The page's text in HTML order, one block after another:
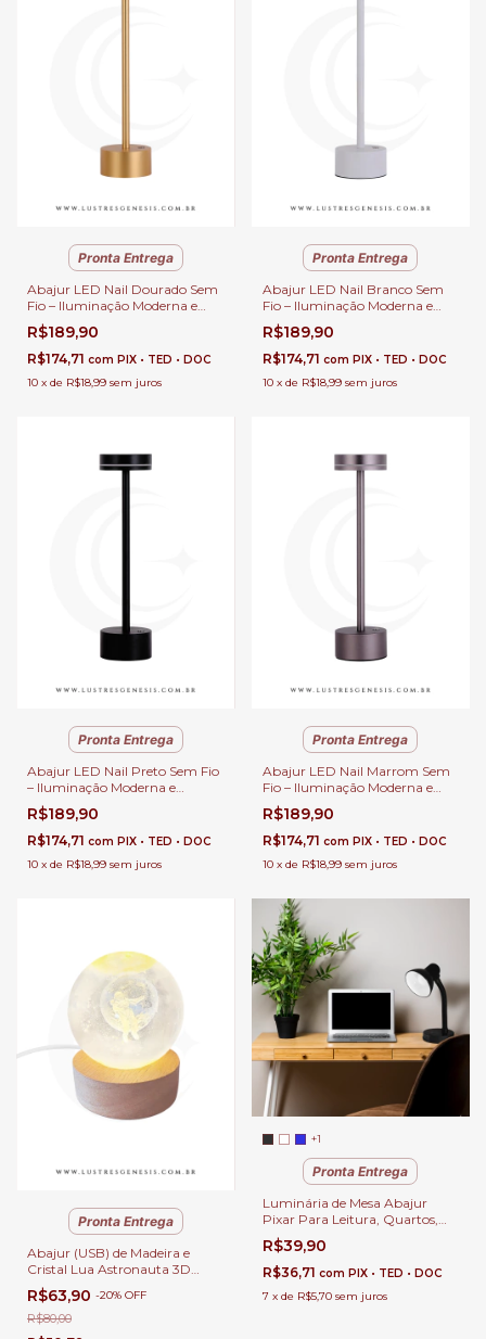
Pronta Entrega
Abajur LED Nail Dourado Sem
Fio – Iluminação Moderna e
Recarregável USB para
Quartos, Escritório e
Escrivaninhas
R$189,90
R$174,71 com PIX • TED • DOC
10 x de R$18,99 sem juros
Pronta Entrega
Abajur LED Nail Branco Sem
Fio – Iluminação Moderna e
Recarregável USB para
Quartos, Escritório e
Escrivaninhas
R$189,90
R$174,71 com PIX • TED • DOC
10 x de R$18,99 sem juros
Pronta Entrega
Abajur LED Nail Preto Sem Fio
– Iluminação Moderna e
Recarregável USB para
Quartos, Escritório e
Escrivaninhas
R$189,90
R$174,71 com PIX • TED • DOC
10 x de R$18,99 sem juros
Pronta Entrega
Abajur LED Nail Marrom Sem
Fio – Iluminação Moderna e
Recarregável USB para
Quartos, Escritório e
Escrivaninhas
R$189,90
R$174,71 com PIX • TED • DOC
10 x de R$18,99 sem juros
Pronta Entrega
Abajur (USB) de Madeira e
Cristal Lua Astronauta 3D
Para Enfeite, Quartos,
Escritório e Escrivaninhas
R$63,90 -20% OFF
R$80,00
+1
Pronta Entrega
Luminária de Mesa Abajur
Pixar Para Leitura, Quartos,
Escritório e Escrivaninhas
R$39,90
R$36,71 com PIX • TED • DOC
7 x de R$5,70 sem juros